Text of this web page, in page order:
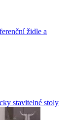
židle a
stavitelné stoly